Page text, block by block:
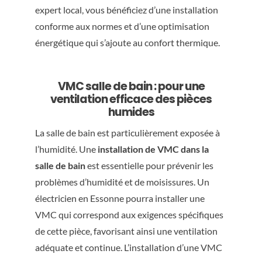
expert local, vous bénéficiez d’une installation
conforme aux normes et d’une optimisation
énergétique qui s’ajoute au confort thermique.
VMC salle de bain : pour une
ventilation efficace des pièces
humides
La salle de bain est particulièrement exposée à
l’humidité. Une installation de VMC dans la
salle de bainest essentielle pour prévenir les
problèmes d’humidité et de moisissures. Un
électricien en Essonne pourra installer une
VMC qui correspond aux exigences spécifiques
de cette pièce, favorisant ainsi une ventilation
adéquate et continue. L’installation d’une VMC